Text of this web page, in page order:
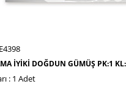
İYİKİ DOĞDUN GÜMÜŞ PK:1
: 1 Adet